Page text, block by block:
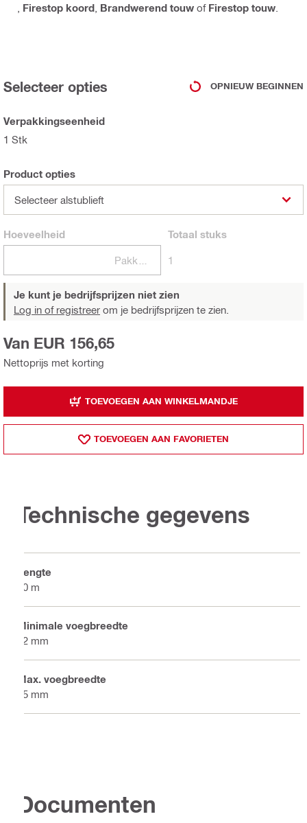
Firestop koord Brandwerend touw of Firestop touw
Selecteer opties OPNIEUW BEGINNEN
Verpakkingseenheid
1 Stk
Product opties
Selecteer alstublieft
Hoeveelheid Totaal stuks
1
Je kunt je bedrijfsprijzen niet zien
Log in of registreer om je bedrijfsprijzen te zien.
Nettoprijs met korting
Van EUR 156,65
TOEVOEGEN AAN WINKELMANDJE
TOEVOEGEN AAN FAVORIETEN
Technische gegevens
Lengte
20 m
Minimale voegbreedte
12 mm
Max. voegbreedte
55 mm
Documenten